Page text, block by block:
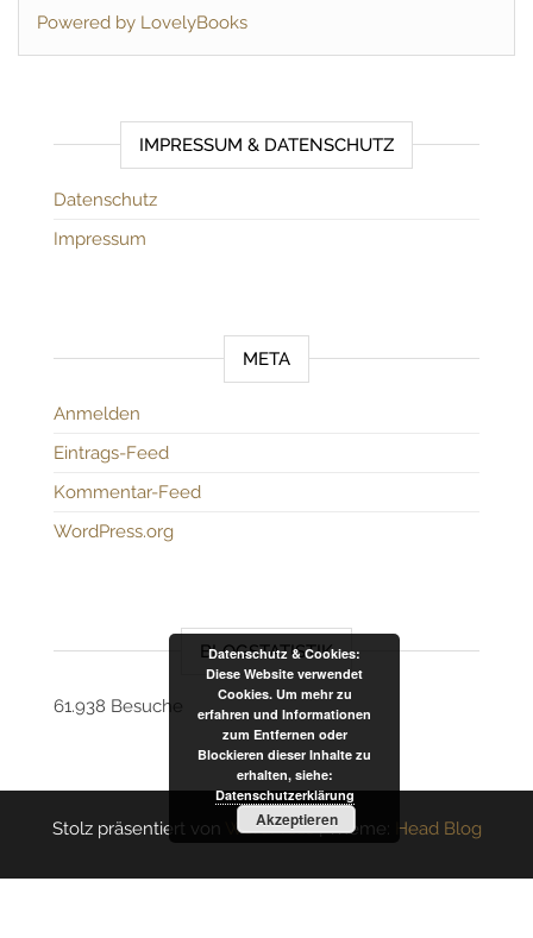
Powered by LovelyBooks
IMPRESSUM & DATENSCHUTZ
Datenschutz
Impressum
META
Anmelden
Eintrags-Feed
Kommentar-Feed
WordPress.org
BLOGSTATISTIK
61.938 Besuche
Stolz präsentiert von WordPress |Theme: Head Blog
Datenschutz & Cookies:
Diese Website verwendet
Cookies. Um mehr zu
erfahren und Informationen
zum Entfernen oder
Blockieren dieser Inhalte zu
erhalten, siehe:
Datenschutzerklärung
Akzeptieren